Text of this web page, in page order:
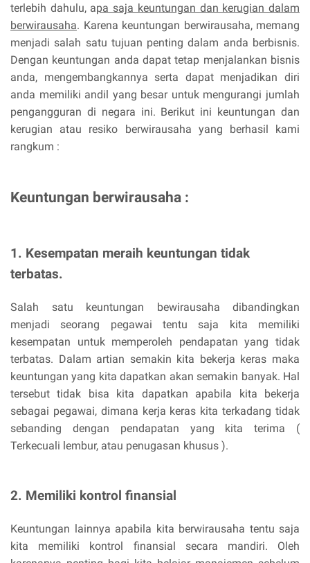
terlebih dahulu, apa saja keuntungan dan kerugian dalam
berwirausaha. Karena keuntungan berwirausaha, memang
menjadi salah satu tujuan penting dalam anda berbisnis.
Dengan keuntungan anda dapat tetap menjalankan bisnis
anda, mengembangkannya serta dapat menjadikan diri
anda memiliki andil yang besar untuk mengurangi jumlah
pengangguran di negara ini. Berikut ini keuntungan dan
kerugian atau resiko berwirausaha yang berhasil kami
rangkum :
Keuntungan berwirausaha :
1. Kesempatan meraih keuntungan tidak
terbatas.
Salah satu keuntungan bewirausaha dibandingkan
menjadi seorang pegawai tentu saja kita memiliki
kesempatan untuk memperoleh pendapatan yang tidak
terbatas. Dalam artian semakin kita bekerja keras maka
keuntungan yang kita dapatkan akan semakin banyak. Hal
tersebut tidak bisa kita dapatkan apabila kita bekerja
sebagai pegawai, dimana kerja keras kita terkadang tidak
sebanding dengan pendapatan yang kita terima (
Terkecuali lembur, atau penugasan khusus ).
2. Memiliki kontrol finansial
Keuntungan lainnya apabila kita berwirausaha tentu saja
kita memiliki kontrol finansial secara mandiri. Oleh